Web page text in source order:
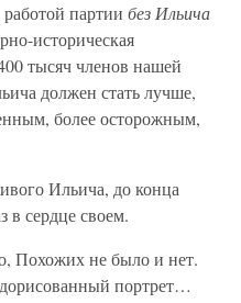
партии без Ильича
историческая
тысяч членов нашей
должен стать лучше,
более осторожным,
Ильича, до конца
в сердце своем.
Похожих не было и нет.
портрет…